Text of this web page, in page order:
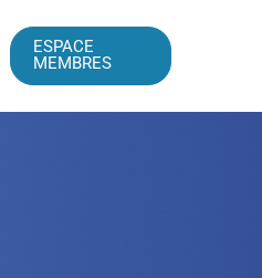
ESPACE
MEMBRES